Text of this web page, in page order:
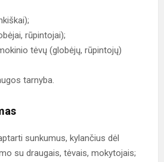
rūpintojai);
tėvų (globėjų, rūpintojų)
tarnyba.
sunkumus, kylančius dėl
su draugais, tėvais, mokytojais;